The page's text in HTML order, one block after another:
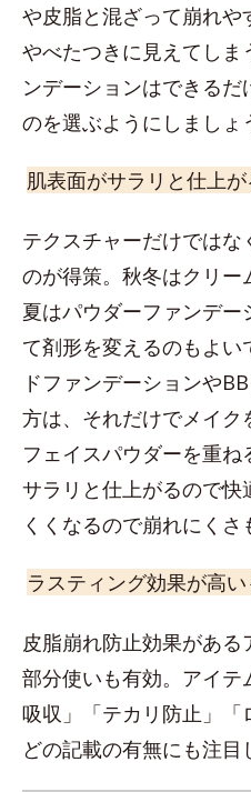
や皮脂と混ざって崩れや
やべたつきに見えてし
ンデーションはできる
のを選ぶようにしましょ
肌表面がサラリと仕上
テクスチャーだけでは
のが得策。秋冬はクリ
夏はパウダーファンデ
て剤形を変えるのもよい
ドファンデーションや
方は、それだけでメイ
フェイスパウダーを重
サラリと仕上がるので
くくなるので崩れにくさ
ラスティング効果が高
皮脂崩れ防止効果があ
部分使いも有効。アイ
吸収」「テカリ防止」
どの記載の有無にも注目